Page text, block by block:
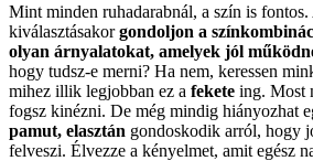
Mint minden ruhadarabnál, a szín is
kiválasztásakorgondoljon a
olyan árnyalatokat, amelyek jól
hogy tudsz-e merni? Ha nem, keressen
mihez illik legjobban ez a fekete ing. Most
fogsz kinézni. De még mindig hiányozhat
pamut, elasztán gondoskodik arról, hogy
felveszi. Élvezze a kényelmet, amit egész